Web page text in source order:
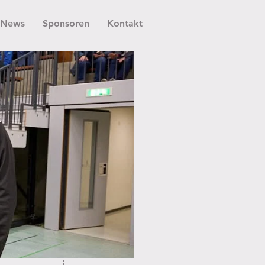
News Sponsoren Kontakt